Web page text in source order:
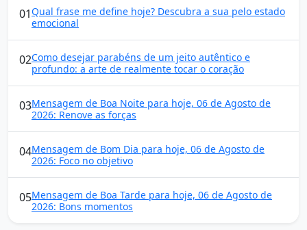
01Qual frase me define hoje? Descubra a sua pelo estado
emocional
02Como desejar parabéns de um jeito autêntico e
profundo: a arte de realmente tocar o coração
03Mensagem de Boa Noite para hoje, 06 de Agosto de
2026: Renove as forças
04Mensagem de Bom Dia para hoje, 06 de Agosto de
2026: Foco no objetivo
05Mensagem de Boa Tarde para hoje, 06 de Agosto de
2026: Bons momentos